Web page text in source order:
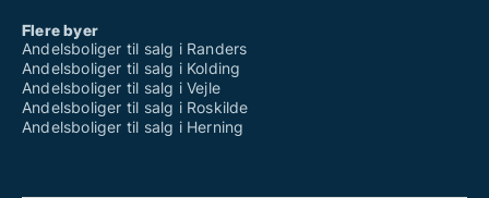
Flere byer
Andelsboliger til salg i Randers
Andelsboliger til salg i Kolding
Andelsboliger til salg i Vejle
Andelsboliger til salg i Roskilde
Andelsboliger til salg i Herning